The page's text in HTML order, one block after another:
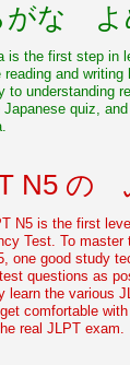
がな
is the first step in
reading and
to understanding
Japanese quiz,
N5 の
N5 is the first
Test. To
one good study
questions as
learn the various
comfortable
real JLPT exam.